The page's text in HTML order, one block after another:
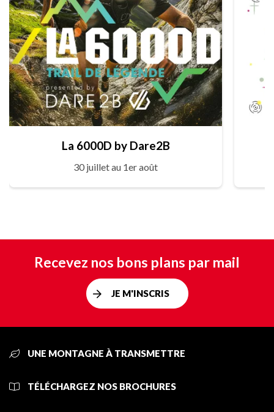
La 6000D by Dare2B
30 juillet au 1er août
Recevez nos bons plans par mail
JE M'INSCRIS
UNE MONTAGNE À TRANSMETTRE
TÉLÉCHARGEZ NOS BROCHURES